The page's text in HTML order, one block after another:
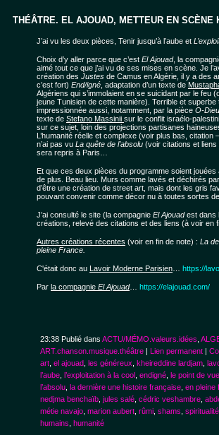
THÉÂTRE. EL AJOUAD, METTEUR EN SCÈNE
J’ai vu les deux pièces, Tenir jusqu’à l’aube et
Choix d’y aller parce que c’est El Ajouad, la
aimé tout ce que j’ai vu de ses mises en scène. Je
création des Justes de Camus en Algérie, il y a des
c’est fort) End/igné , adaptation d’un texte de
Algériens qui s’immolaient en se suicidant par le feu
jeune Tunisien de cette manière). Terrible et superbe
impressionnée aussi, notamment, par la pièce O-
texte de Stefano Massinii sur le conflit israélo-
sur ce sujet, loin des projections partisanes
L’humanité réelle et complexe (voir plus bas, citation
n’ai pas vu La quête de l’absolu (voir citations et liens
sera repris à Paris…
Et que ces deux pièces du programme soient jouées
de plus. Beau lieu. Murs comme lavés et déchirés
d’être une création de street art, mais dont les gris
pouvant convenir comme décor nu à toutes sortes de
J’ai consulté le site (la compagnie El Ajouadest dans
créations, relevé des citations et des liens (à voir en
Autres créations récentes (voir en fin de note) : La
pleine France.
C'était donc au Lavoir Moderne Parisien https://
Par la compagnie El Ajouad… https://elajouad.com/
23:38 Publié dans ACTU/MÉMO.valeurs.idées
ART.chanson.musique.théâtre | Lien permanent |
art el ajouad les généreux kheireddine lardjam
l’aube l’exploitation à la cool endigné le point de
l’absolu la dernière une histoire française en pleine
nedjma benchaïb jules salé cédric veshambre
métie navajo marion aubert rûmi shams spiritualité
humains humanité